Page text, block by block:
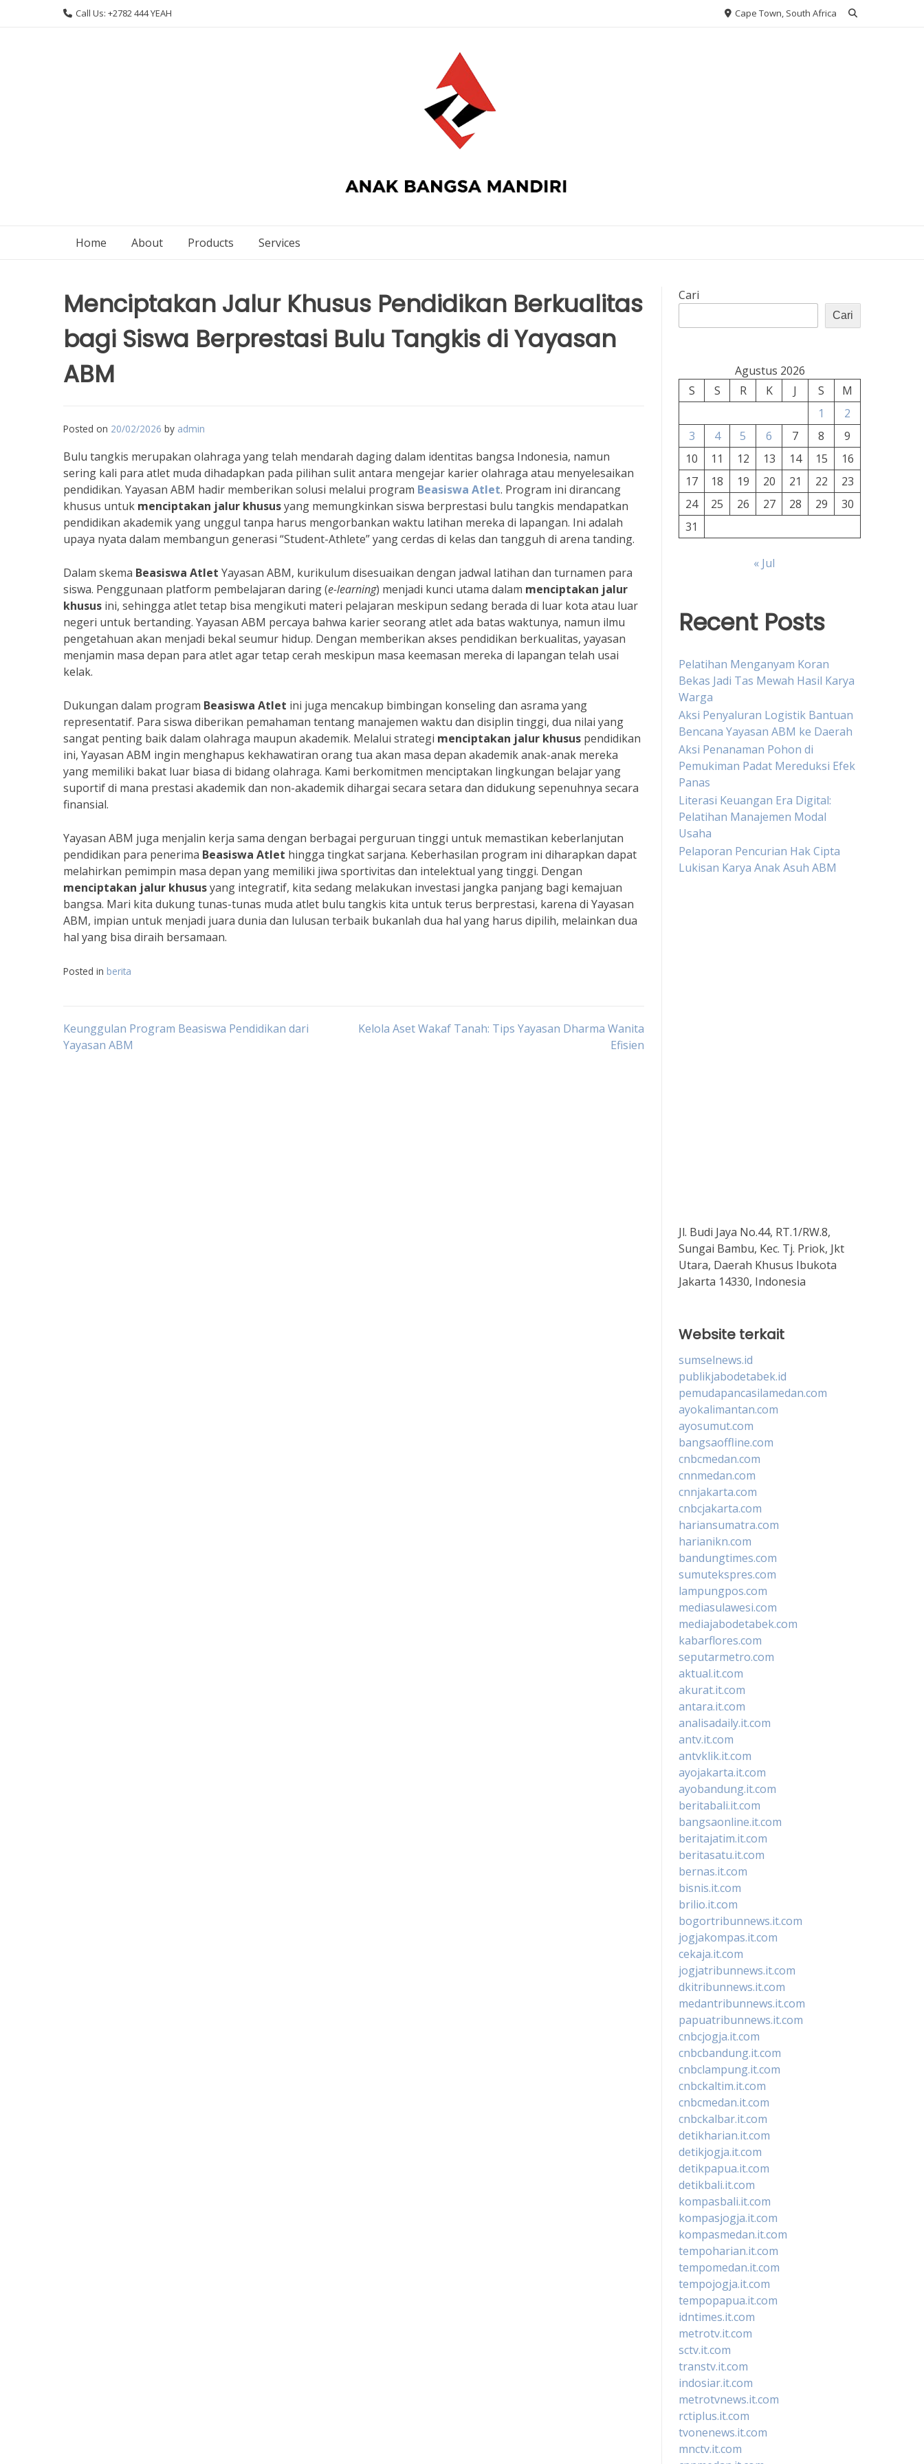
Call Us: +2782 444 YEAH Cape Town, South Africa
Home About Products Services
Menciptakan Jalur Khusus Pendidikan Berkualitas
bagi Siswa Berprestasi Bulu Tangkis di Yayasan
ABM
Posted on 20/02/2026 by admin
Bulu tangkis merupakan olahraga yang telah mendarah daging dalam identitas bangsa Indonesia, namun
sering kali para atlet muda dihadapkan pada pilihan sulit antara mengejar karier olahraga atau menyelesaikan
pendidikan. Yayasan ABM hadir memberikan solusi melalui program Beasiswa Atlet. Program ini dirancang
khusus untuk menciptakan jalur khususyang memungkinkan siswa berprestasi bulu tangkis mendapatkan
pendidikan akademik yang unggul tanpa harus mengorbankan waktu latihan mereka di lapangan. Ini adalah
upaya nyata dalam membangun generasi “Student-Athlete” yang cerdas di kelas dan tangguh di arena tanding.
Dalam skema Beasiswa Atlet Yayasan ABM, kurikulum disesuaikan dengan jadwal latihan dan turnamen para
siswa. Penggunaan platform pembelajaran daring (e-learning) menjadi kunci utama dalam menciptakan jalur
khusus ini, sehingga atlet tetap bisa mengikuti materi pelajaran meskipun sedang berada di luar kota atau luar
negeri untuk bertanding. Yayasan ABM percaya bahwa karier seorang atlet ada batas waktunya, namun ilmu
pengetahuan akan menjadi bekal seumur hidup. Dengan memberikan akses pendidikan berkualitas, yayasan
menjamin masa depan para atlet agar tetap cerah meskipun masa keemasan mereka di lapangan telah usai
kelak.
Dukungan dalam program Beasiswa Atlet ini juga mencakup bimbingan konseling dan asrama yang
representatif. Para siswa diberikan pemahaman tentang manajemen waktu dan disiplin tinggi, dua nilai yang
sangat penting baik dalam olahraga maupun akademik. Melalui strategi menciptakan jalur khusus pendidikan
ini, Yayasan ABM ingin menghapus kekhawatiran orang tua akan masa depan akademik anak-anak mereka
yang memiliki bakat luar biasa di bidang olahraga. Kami berkomitmen menciptakan lingkungan belajar yang
suportif di mana prestasi akademik dan non-akademik dihargai secara setara dan didukung sepenuhnya secara
finansial.
Yayasan ABM juga menjalin kerja sama dengan berbagai perguruan tinggi untuk memastikan keberlanjutan
pendidikan para penerima Beasiswa Atlet hingga tingkat sarjana. Keberhasilan program ini diharapkan dapat
melahirkan pemimpin masa depan yang memiliki jiwa sportivitas dan intelektual yang tinggi. Dengan
menciptakan jalur khususyang integratif, kita sedang melakukan investasi jangka panjang bagi kemajuan
bangsa. Mari kita dukung tunas-tunas muda atlet bulu tangkis kita untuk terus berprestasi, karena di Yayasan
ABM, impian untuk menjadi juara dunia dan lulusan terbaik bukanlah dua hal yang harus dipilih, melainkan dua
hal yang bisa diraih bersamaan.
Posted in berita
Navigasi
Keunggulan Program Beasiswa Pendidikan dari
Yayasan ABM
Kelola Aset Wakaf Tanah: Tips Yayasan Dharma Wanita
Efisien
Cari
Cari
Agustus 2026
S
S R K J S
M
1
2
3
4 5 6 7 8
9
10
11 12 13 14 15
16
17
18 19 20 21 22
23
24
25 26 27 28 29
30
31
« Jul
Recent Posts
Pelatihan Menganyam Koran
Bekas Jadi Tas Mewah Hasil Karya
Warga
Aksi Penyaluran Logistik Bantuan
Bencana Yayasan ABM ke Daerah
Aksi Penanaman Pohon di
Pemukiman Padat Mereduksi Efek
Panas
Literasi Keuangan Era Digital:
Pelatihan Manajemen Modal
Usaha
Pelaporan Pencurian Hak Cipta
Lukisan Karya Anak Asuh ABM
Jl. Budi Jaya No.44, RT.1/RW.8,
Sungai Bambu, Kec. Tj. Priok, Jkt
Utara, Daerah Khusus Ibukota
Jakarta 14330, Indonesia
Website terkait
sumselnews.id
publikjabodetabek.id
pemudapancasilamedan.com
ayokalimantan.com
ayosumut.com
bangsaoffline.com
cnbcmedan.com
cnnmedan.com
cnnjakarta.com
cnbcjakarta.com
hariansumatra.com
harianikn.com
bandungtimes.com
sumutekspres.com
lampungpos.com
mediasulawesi.com
mediajabodetabek.com
kabarflores.com
seputarmetro.com
aktual.it.com
akurat.it.com
antara.it.com
analisadaily.it.com
antv.it.com
antvklik.it.com
ayojakarta.it.com
ayobandung.it.com
beritabali.it.com
bangsaonline.it.com
beritajatim.it.com
beritasatu.it.com
bernas.it.com
bisnis.it.com
brilio.it.com
bogortribunnews.it.com
jogjakompas.it.com
cekaja.it.com
jogjatribunnews.it.com
dkitribunnews.it.com
medantribunnews.it.com
papuatribunnews.it.com
cnbcjogja.it.com
cnbcbandung.it.com
cnbclampung.it.com
cnbckaltim.it.com
cnbcmedan.it.com
cnbckalbar.it.com
detikharian.it.com
detikjogja.it.com
detikpapua.it.com
detikbali.it.com
kompasbali.it.com
kompasjogja.it.com
kompasmedan.it.com
tempoharian.it.com
tempomedan.it.com
tempojogja.it.com
tempopapua.it.com
idntimes.it.com
metrotv.it.com
sctv.it.com
transtv.it.com
indosiar.it.com
metrotvnews.it.com
rctiplus.it.com
tvonenews.it.com
mnctv.it.com